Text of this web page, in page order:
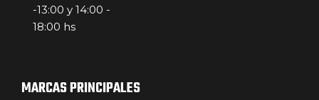
-13:00 y 14:00 -
18:00 hs
MARCAS PRINCIPALES